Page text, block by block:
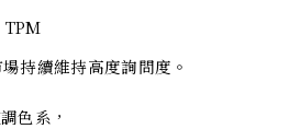
持續維持高度詢問度。
色系，